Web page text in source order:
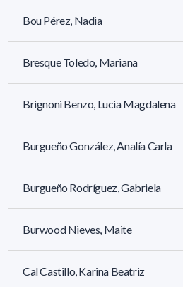
Bou Pérez, Nadia
Bresque Toledo, Mariana
Brignoni Benzo, Lucia Magdalena
Burgueño González, Analía Carla
Burgueño Rodríguez, Gabriela
Burwood Nieves, Maite
Cal Castillo, Karina Beatriz